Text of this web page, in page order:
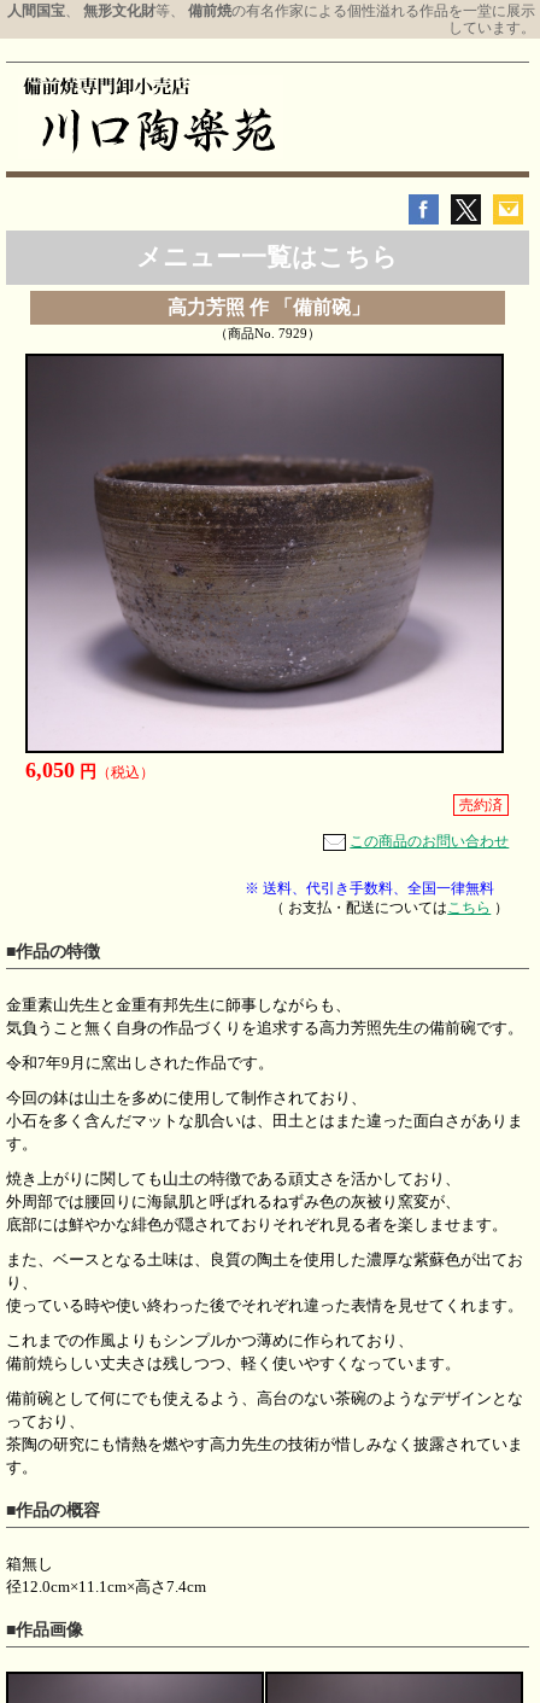
人間国宝、 無形文化財等、 備前焼の有名作家による個性溢れる作品を一堂に展示
しています。
メニュー一覧はこちら
高力芳照 作 「備前碗」
（商品No. 7929）
6,050 円
（税込）
売約済
この商品のお問い合わせ
※ 送料、代引き手数料、全国一律無料
（ お支払・配送については こちら ）
■作品の特徴
金重素山先生と金重有邦先生に師事しながらも、
気負うこと無く自身の作品づくりを追求する高力芳照先生の備前碗です。
令和7年9月に窯出しされた作品です。
今回の鉢は山土を多めに使用して制作されており、
小石を多く含んだマットな肌合いは、田土とはまた違った面白さがありま
す。
焼き上がりに関しても山土の特徴である頑丈さを活かしており、
外周部では腰回りに海鼠肌と呼ばれるねずみ色の灰被り窯変が、
底部には鮮やかな緋色が隠されておりそれぞれ見る者を楽しませます。
また、ベースとなる土味は、良質の陶土を使用した濃厚な紫蘇色が出てお
り、
使っている時や使い終わった後でそれぞれ違った表情を見せてくれます。
これまでの作風よりもシンプルかつ薄めに作られており、
備前焼らしい丈夫さは残しつつ、軽く使いやすくなっています。
備前碗として何にでも使えるよう、高台のない茶碗のようなデザインとな
っており、
茶陶の研究にも情熱を燃やす高力先生の技術が惜しみなく披露されていま
す。
■作品の概容
箱無し
径12.0cm×11.1cm×高さ7.4cm
■作品画像